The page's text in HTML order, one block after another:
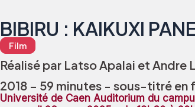
BIBIRU : KAIKUXI
Film
Réalisé par Latso Apalai et Andre
2018 – 59 minutes - sous-titré en
Université de Caen Auditorium du